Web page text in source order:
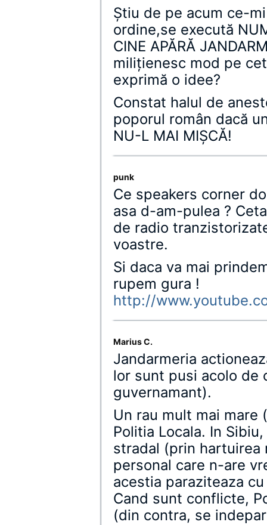
Știu de pe acum ce-
ordine,se execută
CINE APĂRĂ
miliţienesc mod pe
exprimă o idee?
Constat halul de
poporul român dacă
NU-L MAI MIȘCĂ!
punk
Ce speakers corner
asa d-am-pulea ?
de radio
voastre.
Si daca va mai
rupem gura !
http://
Marius C.
Jandarmeria
lor sunt pusi acolo de
guvernamant).
Un rau mult mai mare
Politia Locala. In
stradal (prin hartuirea
personal care n-are
acestia paraziteaza
Cand sunt conflicte,
(din contra, se